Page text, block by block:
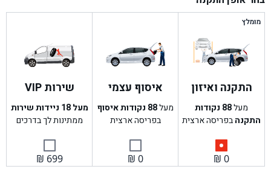
היה:
הוא:
מומלץ
התקנה ואיזון
מעל88 נקודות
התקנהבפריסה ארצית
₪ 0
איסוף עצמי
מעל88 נקודות איסוף
בפריסה ארצית
₪ 0
שירות VIP
מעל 18 ניידות שירות
ממתינות לך בדרכים
₪ 699